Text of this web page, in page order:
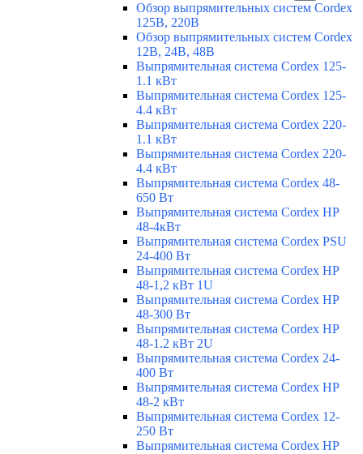
Обзор выпрямительных систем Cordex
125В, 220В
Обзор выпрямительных систем Cordex
12В, 24В, 48В
Выпрямительная система Cordex 125-
1.1 кВт
Выпрямительная система Cordex 125-
4.4 кВт
Выпрямительная система Cordex 220-
1.1 кВт
Выпрямительная система Cordex 220-
4.4 кВт
Выпрямительная система Cordex 48-
650 Вт
Выпрямительная система Cordex HP
48-4кВт
Выпрямительная система Cordex PSU
24-400 Вт
Выпрямительная система Cordex HP
48-1,2 кВт 1U
Выпрямительная система Cordex HP
48-300 Вт
Выпрямительная система Cordex HP
48-1.2 кВт 2U
Выпрямительная система Cordex 24-
400 Вт
Выпрямительная система Cordex HP
48-2 кВт
Выпрямительная система Cordex 12-
250 Вт
Выпрямительная система Cordex HP